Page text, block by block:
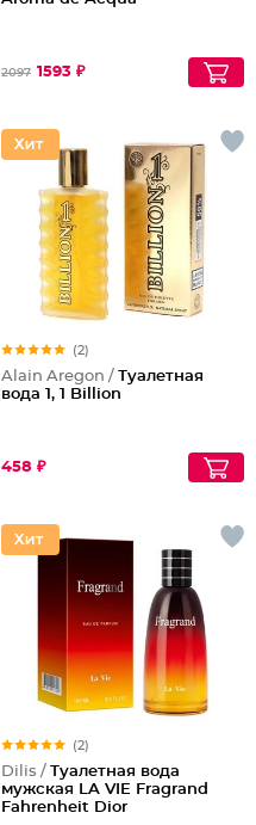
2097 1593 ₽
(2)
Alain Aregon / Туалетная
вода 1, 1 Billion
458 ₽
(2)
Dilis / Туалетная вода
мужская LA VIE Fragrand
Fahrenheit Dior